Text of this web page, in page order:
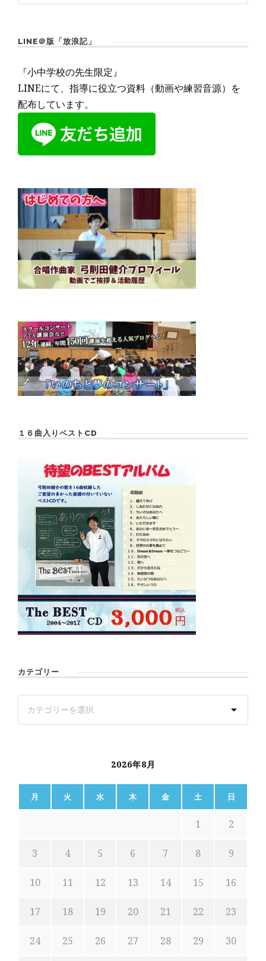
LINE＠版「放浪記」
『小中学校の先生限定』
LINEにて、指導に役立つ資料（動画や練習音源）を
配布しています。
１６曲入りベストCD
カテゴリー
2026年8月
月 火 水 木 金 土 日
1 2
3 4 5 6 7 8 9
10 11 12 13 14 15 16
17 18 19 20 21 22 23
24 25 26 27 28 29 30